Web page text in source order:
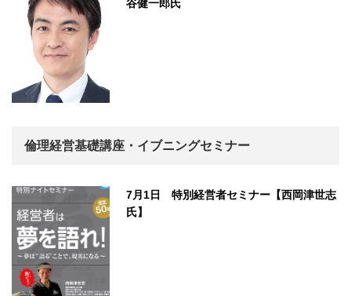
谷健一郎氏
倫理経営基礎講座・イブニングセミナー
7月1日 特別経営者セミナー【西岡津世志
氏】